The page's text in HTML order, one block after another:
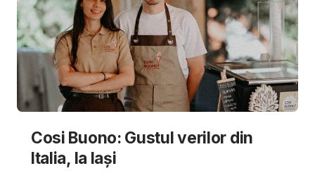
Cosi Buono: Gustul verilor din
Italia, la Iași